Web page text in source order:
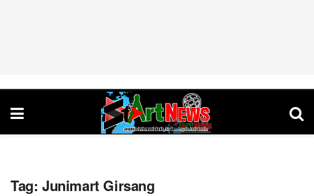
Tag: Junimart Girsang